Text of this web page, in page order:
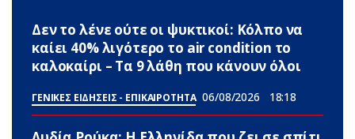
Δεν το λένε ούτε οι ψυκτικοί: Κόλπο να
καίει 40% λιγότερο το air condition το
καλοκαίρι – Τα 9 λάθη που κάνουν όλοι
ΓΕΝΙΚΕΣ ΕΙΔΗΣΕΙΣ - ΕΠΙΚΑΙΡΟΤΗΤΑ 06/08/2026 18:18